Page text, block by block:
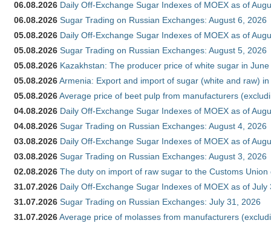
06.08.2026 Daily Off-Exchange Sugar Indexes of MOEX as of
06.08.2026 Sugar Trading on Russian Exchanges: August 6, 2026
05.08.2026 Daily Off-Exchange Sugar Indexes of MOEX as of
05.08.2026 Sugar Trading on Russian Exchanges: August 5, 2026
05.08.2026 Kazakhstan: The producer price of white sugar in
05.08.2026Armenia: Export and import of sugar (white and raw)
05.08.2026Average price of beet pulp from manufacturers
04.08.2026 Daily Off-Exchange Sugar Indexes of MOEX as of
04.08.2026 Sugar Trading on Russian Exchanges: August 4, 2026
03.08.2026 Daily Off-Exchange Sugar Indexes of MOEX as of
03.08.2026 Sugar Trading on Russian Exchanges: August 3, 2026
02.08.2026 The duty on import of raw sugar to the Customs
31.07.2026 Daily Off-Exchange Sugar Indexes of MOEX as of July
31.07.2026 Sugar Trading on Russian Exchanges: July 31, 2026
31.07.2026Average price of molasses from manufacturers